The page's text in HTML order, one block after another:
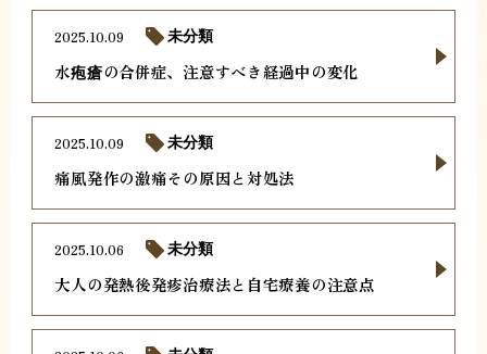
水疱瘡の合併症、注意すべき経過中の変化
2025.10.09 未分類
痛風発作の激痛その原因と対処法
2025.10.09 未分類
大人の発熱後発疹治療法と自宅療養の注意点
2025.10.06 未分類